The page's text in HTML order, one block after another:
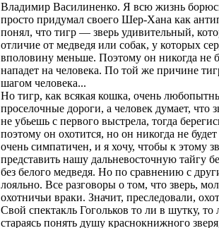
Владимир Василиненко. Я всю жизнь
просто придумал своего Шер-Хана как
понял, что тигр — зверь удивительный,
отличие от медведя или собак, у которых
вполовину меньше. Поэтому он никогда не
нападет на человека. По той же причине
шагом человека...
Но тигр, как всякая кошка, очень
проселочные дороги, а человек думает, что
не убьешь с первого выстрела, тогда
поэтому он охотится, но он никогда не
очень симпатичен, и я хочу, чтобы к этому
представить нашу дальневосточную тайгу
без белого медведя. Но по сравнению с
лояльно. Все разговоры о том, что зверь,
охотничьи враки. Значит, преследовали,
Свой спектакль Гогольков то ли в шутку,
стараясь понять душу краснокнижного